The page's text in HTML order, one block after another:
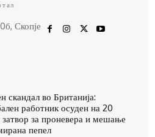
Скопје
скандал во Британија:
работник осуден на 20
затвор за проневера и мешање
пепел